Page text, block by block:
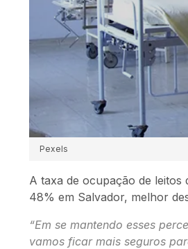
Pexels
A taxa de ocupação de
48% em Salvador, melhor
“Em se mantendo esses
vamos ficar mais seguros